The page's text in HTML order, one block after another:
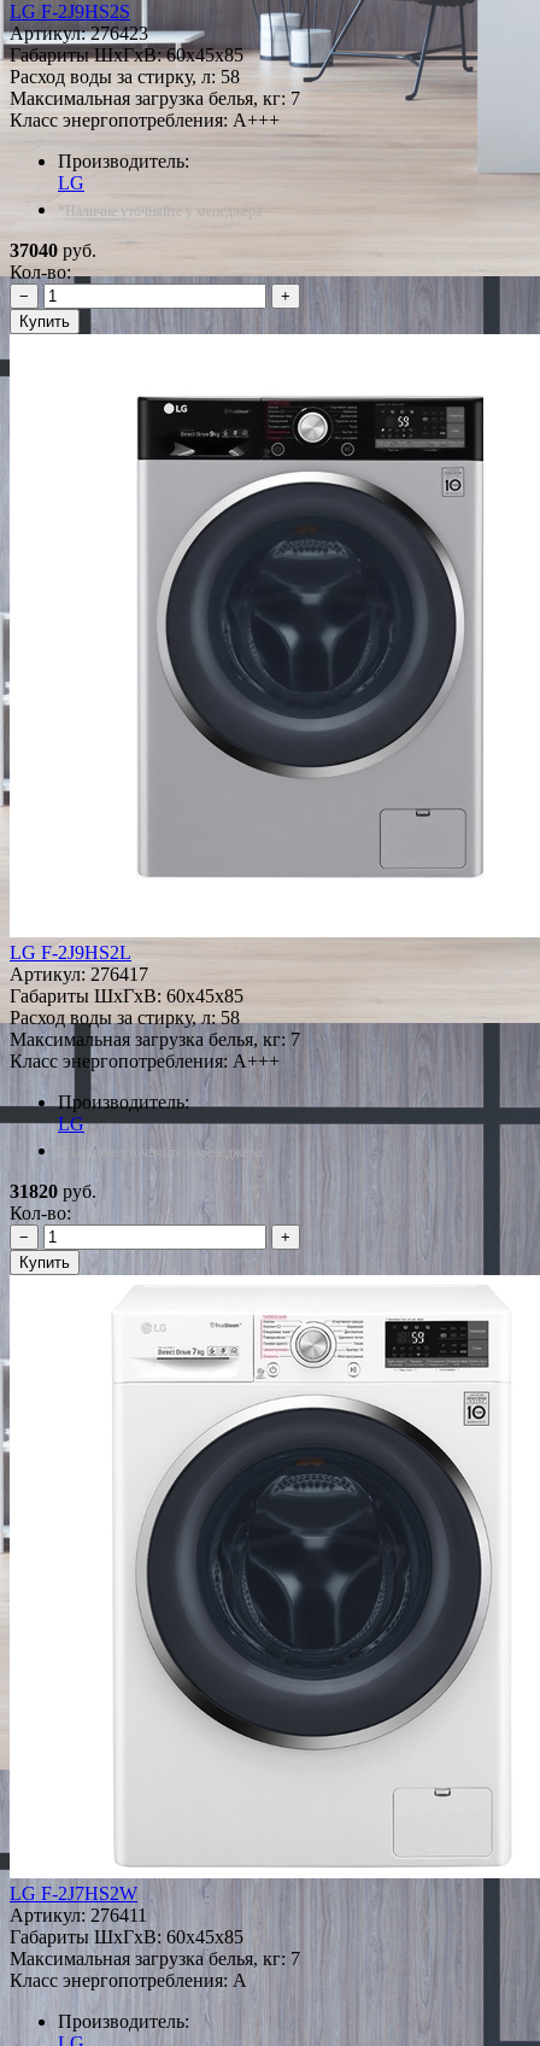
LG F-2J9HS2S
Артикул:276423
Габариты ШxГxВ: 60x45x85
Расход воды за стирку, л: 58
Максимальная загрузка белья, кг: 7
Класс энергопотребления: A+++
Производитель:
LG
*Наличие уточняйте у менеджера
37040 руб.
Кол-во:
−
+
Купить
LG F-2J9HS2L
Артикул: 276417
Габариты ШxГxВ: 60x45x85
Расход воды за стирку, л: 58
Максимальная загрузка белья, кг: 7
Класс энергопотребления: A+++
Производитель:
LG
*Наличие уточняйте у менеджера
31820 руб.
Кол-во:
−
+
Купить
LG F-2J7HS2W
Артикул: 276411
Габариты ШxГxВ: 60x45x85
Максимальная загрузка белья, кг: 7
Класс энергопотребления: A
Производитель: